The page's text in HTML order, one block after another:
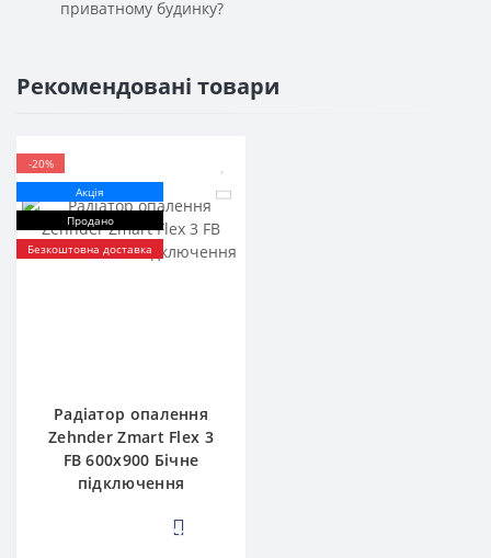
приватному будинку?
Рекомендовані товари
-20%
Акція
Продано
Безкоштовна доставка
Радіатор опалення
Zehnder Zmart Flex 3
FB 600х900 Бічне
підключення
4